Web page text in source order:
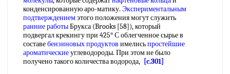
конденсированную аро-матику. Экспериментальным
подтверждениемэтого положения могут служить
ранние работыБрукса (Brooks [58]), который
подвергал крекингу при 425° С облегченное сырье в
составебензиновых продуктов имелисьпростейшие
ароматическиеуглеводороды. При этом не было
получено такого количества водорода, [c.301]